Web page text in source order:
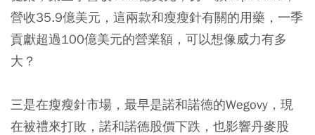
營收35.9億美元，這兩款和瘦瘦針有關的用藥，一季
貢獻超過100億美元的營業額，可以想像威力有多
大？
三是在瘦瘦針市場，最早是諾和諾德的Wegovy，現
在被禮來打敗，諾和諾德股價下跌，也影響丹麥股